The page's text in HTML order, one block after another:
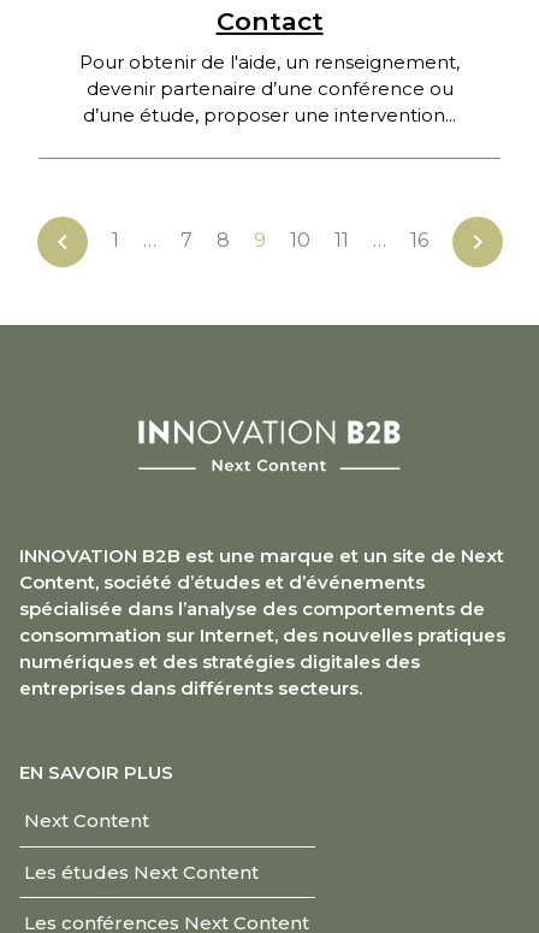
Contact
Pour obtenir de l'aide, un renseignement,
devenir partenaire d’une conférence ou
d’une étude, proposer une intervention...
chevron_left 1 … 7 8 9 10 11 … 16 chevron_right
INNOVATION B2B est une marque et un site de Next
Content, société d’études et d’événements
spécialisée dans l’analyse des comportements de
consommation sur Internet, des nouvelles pratiques
numériques et des stratégies digitales des
entreprises dans différents secteurs.
EN SAVOIR PLUS
Next Content
Les études Next Content
Les conférences Next Content